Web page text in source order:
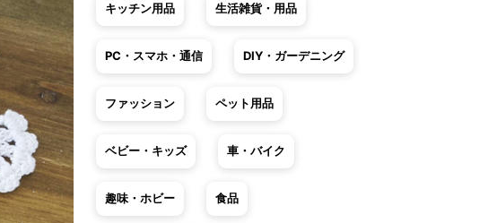
キッチン用品 生活雑貨・用品
PC・スマホ・通信 DIY・ガーデニング
ファッション ペット用品
ベビー・キッズ 車・バイク
趣味・ホビー 食品